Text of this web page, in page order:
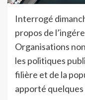
Interrogé
propos de
Organisations
les politiques
filière et de la
apporté quelques